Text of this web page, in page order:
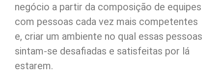
negócio a partir da composição de equipes
com pessoas cada vez mais competentes
e, criar um ambiente no qual essas pessoas
sintam-se desafiadas e satisfeitas por lá
estarem.